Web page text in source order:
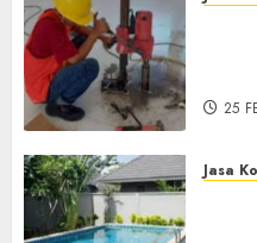
25
Jasa